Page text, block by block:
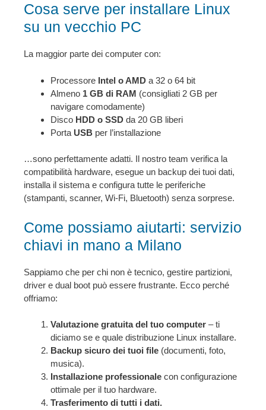
Cosa serve per installare Linux
su un vecchio PC
La maggior parte dei computer con:
Processore Intel o AMD a 32 o 64 bit
Almeno 1 GB di RAM (consigliati 2 GB per
navigare comodamente)
Disco HDD o SSD da 20 GB liberi
Porta USB per l’installazione
…sono perfettamente adatti. Il nostro team verifica la
compatibilità hardware, esegue un backup dei tuoi dati,
installa il sistema e configura tutte le periferiche
(stampanti, scanner, Wi-Fi, Bluetooth) senza sorprese.
Come possiamo aiutarti: servizio
chiavi in mano a Milano
Sappiamo che per chi non è tecnico, gestire partizioni,
driver e dual boot può essere frustrante. Ecco perché
offriamo:
Valutazione gratuita del tuo computer – ti
diciamo se e quale distribuzione Linux installare.
Backup sicuro dei tuoi file (documenti, foto,
musica).
Installazione professionale con configurazione
ottimale per il tuo hardware.
Trasferimento di tutti i dati.